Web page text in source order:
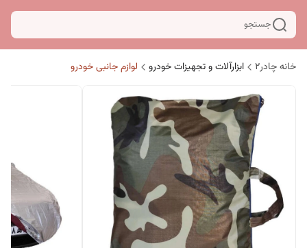
جستجو
خانه چادر۲ ابزارآلات و تجهیزات خودرو لوازم جانبی خودرو